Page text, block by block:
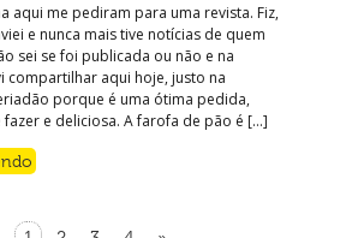
aqui me pediram para uma revista. Fiz,
e nunca mais tive notícias de quem
sei se foi publicada ou não e na
compartilhar aqui hoje, justo na
porque é uma ótima pedida,
fazer e deliciosa. A farofa de pão é […]